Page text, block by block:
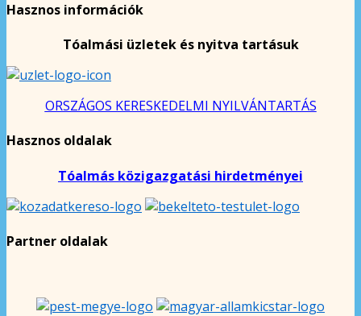
Hasznos információk
Tóalmási üzletek és nyitva tartásuk
ORSZÁGOS KERESKEDELMI NYILVÁNTARTÁS
Hasznos oldalak
Tóalmás közigazgatási hirdetményei
Partner oldalak